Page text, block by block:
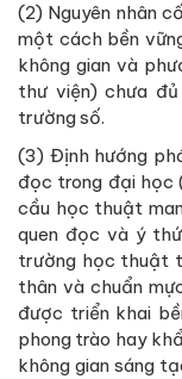
(2) Nguyên nhân
một cách bền
không gian và
thư viện) chưa
trường số.
(3) Định hướng
đọc trong đại học
cầu học thuật
quen đọc và ý
trường học thuật
thân và chuẩn
được triển khai
phong trào hay
không gian sáng